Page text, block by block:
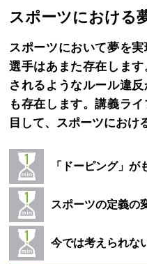
スポーツにおける
スポーツにおいて夢を
選手はあまた存在しま
されるようなルール違
も存在します。講義ラ
目して、スポーツにおけ
「ドーピング」が
スポーツの定義の
今では考えられな